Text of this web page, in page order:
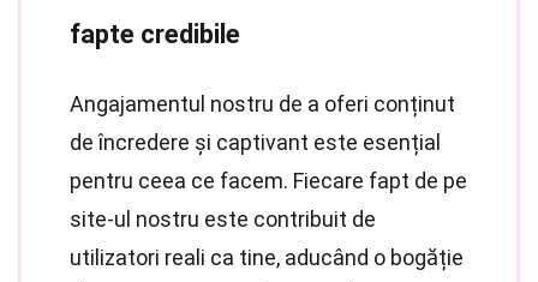
fapte credibile
Angajamentul nostru de a oferi conținut
de încredere și captivant este esențial
pentru ceea ce facem. Fiecare fapt de pe
site-ul nostru este contribuit de
utilizatori reali ca tine, aducând o bogăție